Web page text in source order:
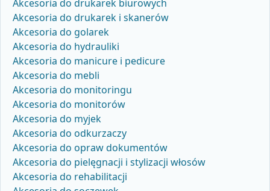
Akcesoria do drukarek biurowych
Akcesoria do drukarek i skanerów
Akcesoria do golarek
Akcesoria do hydrauliki
Akcesoria do manicure i pedicure
Akcesoria do mebli
Akcesoria do monitoringu
Akcesoria do monitorów
Akcesoria do myjek
Akcesoria do odkurzaczy
Akcesoria do opraw dokumentów
Akcesoria do pielęgnacji i stylizacji włosów
Akcesoria do rehabilitacji